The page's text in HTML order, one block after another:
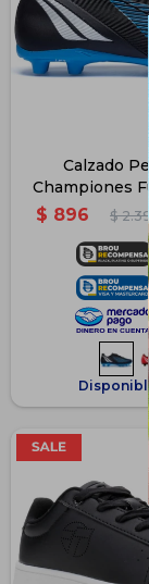
Calzado
Championes
Niños
$ 896 $